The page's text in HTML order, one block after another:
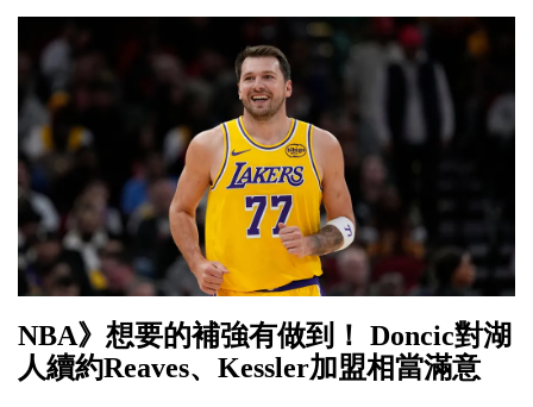
NBA》想要的補強有做到！ Doncic對湖
人續約Reaves、Kessler加盟相當滿意